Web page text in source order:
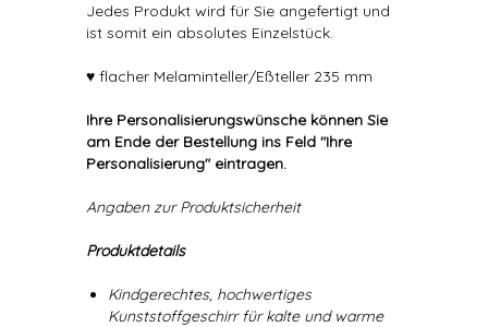
Jedes Produkt wird für Sie angefertigt und
ist somit ein absolutes Einzelstück.
♥ flacher Melaminteller/Eßteller 235 mm
Ihre Personalisierungswünsche können Sie
am Ende der Bestellung ins Feld "Ihre
Personalisierung" eintragen.
Angaben zur Produktsicherheit
Produktdetails
Kindgerechtes, hochwertiges
Kunststoffgeschirr für kalte und warme